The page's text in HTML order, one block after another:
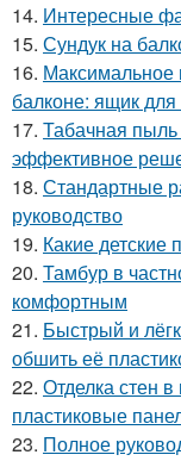
14. Интересные
15. Сундук на
16. Максимальное
балконе: ящик
17. Табачная пыль
эффективное
18. Стандартные
руководство
19. Какие детские
20. Тамбур в
комфортным
21. Быстрый и
обшить её
22. Отделка стен
пластиковые
23. Полное